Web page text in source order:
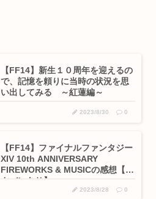
【FF14】新生１０周年を迎えるの
で、記憶を頼りに当時の状況を思
い出してみる ～紅蓮編～
2023/8/30 0
【FF14】ファイナルファンタジー
XIV 10th ANNIVERSARY
FIREWORKS & MUSICの感想【ネ
タバレあり】
2023/8/28 0